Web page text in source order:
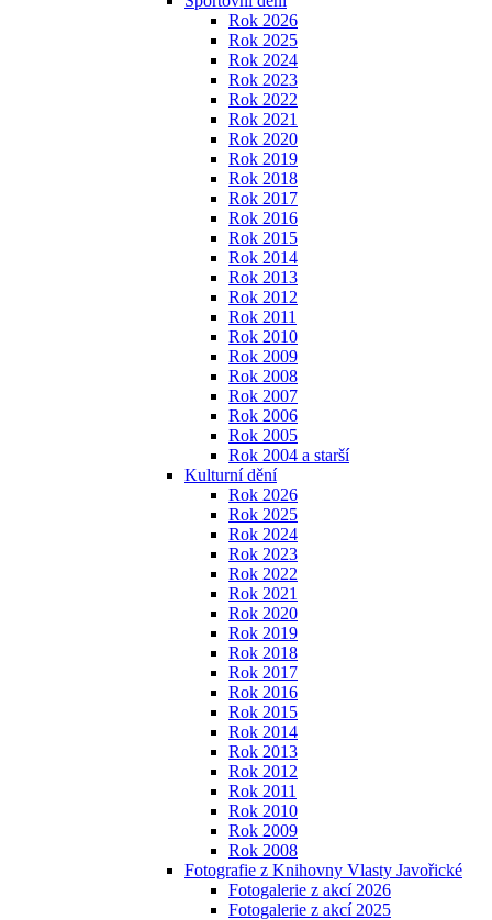
Rok 2026
Rok 2025
Rok 2024
Rok 2023
Rok 2022
Rok 2021
Rok 2020
Rok 2019
Rok 2018
Rok 2017
Rok 2016
Rok 2015
Rok 2014
Rok 2013
Rok 2012
Rok 2011
Rok 2010
Rok 2009
Rok 2008
Rok 2007
Rok 2006
Rok 2005
Rok 2004 a starší
Kulturní dění
Rok 2026
Rok 2025
Rok 2024
Rok 2023
Rok 2022
Rok 2021
Rok 2020
Rok 2019
Rok 2018
Rok 2017
Rok 2016
Rok 2015
Rok 2014
Rok 2013
Rok 2012
Rok 2011
Rok 2010
Rok 2009
Rok 2008
Fotografie z Knihovny Vlasty Javořické
Fotogalerie z akcí 2026
Fotogalerie z akcí 2025